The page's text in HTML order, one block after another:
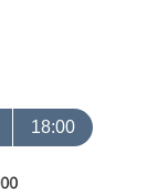
18:00